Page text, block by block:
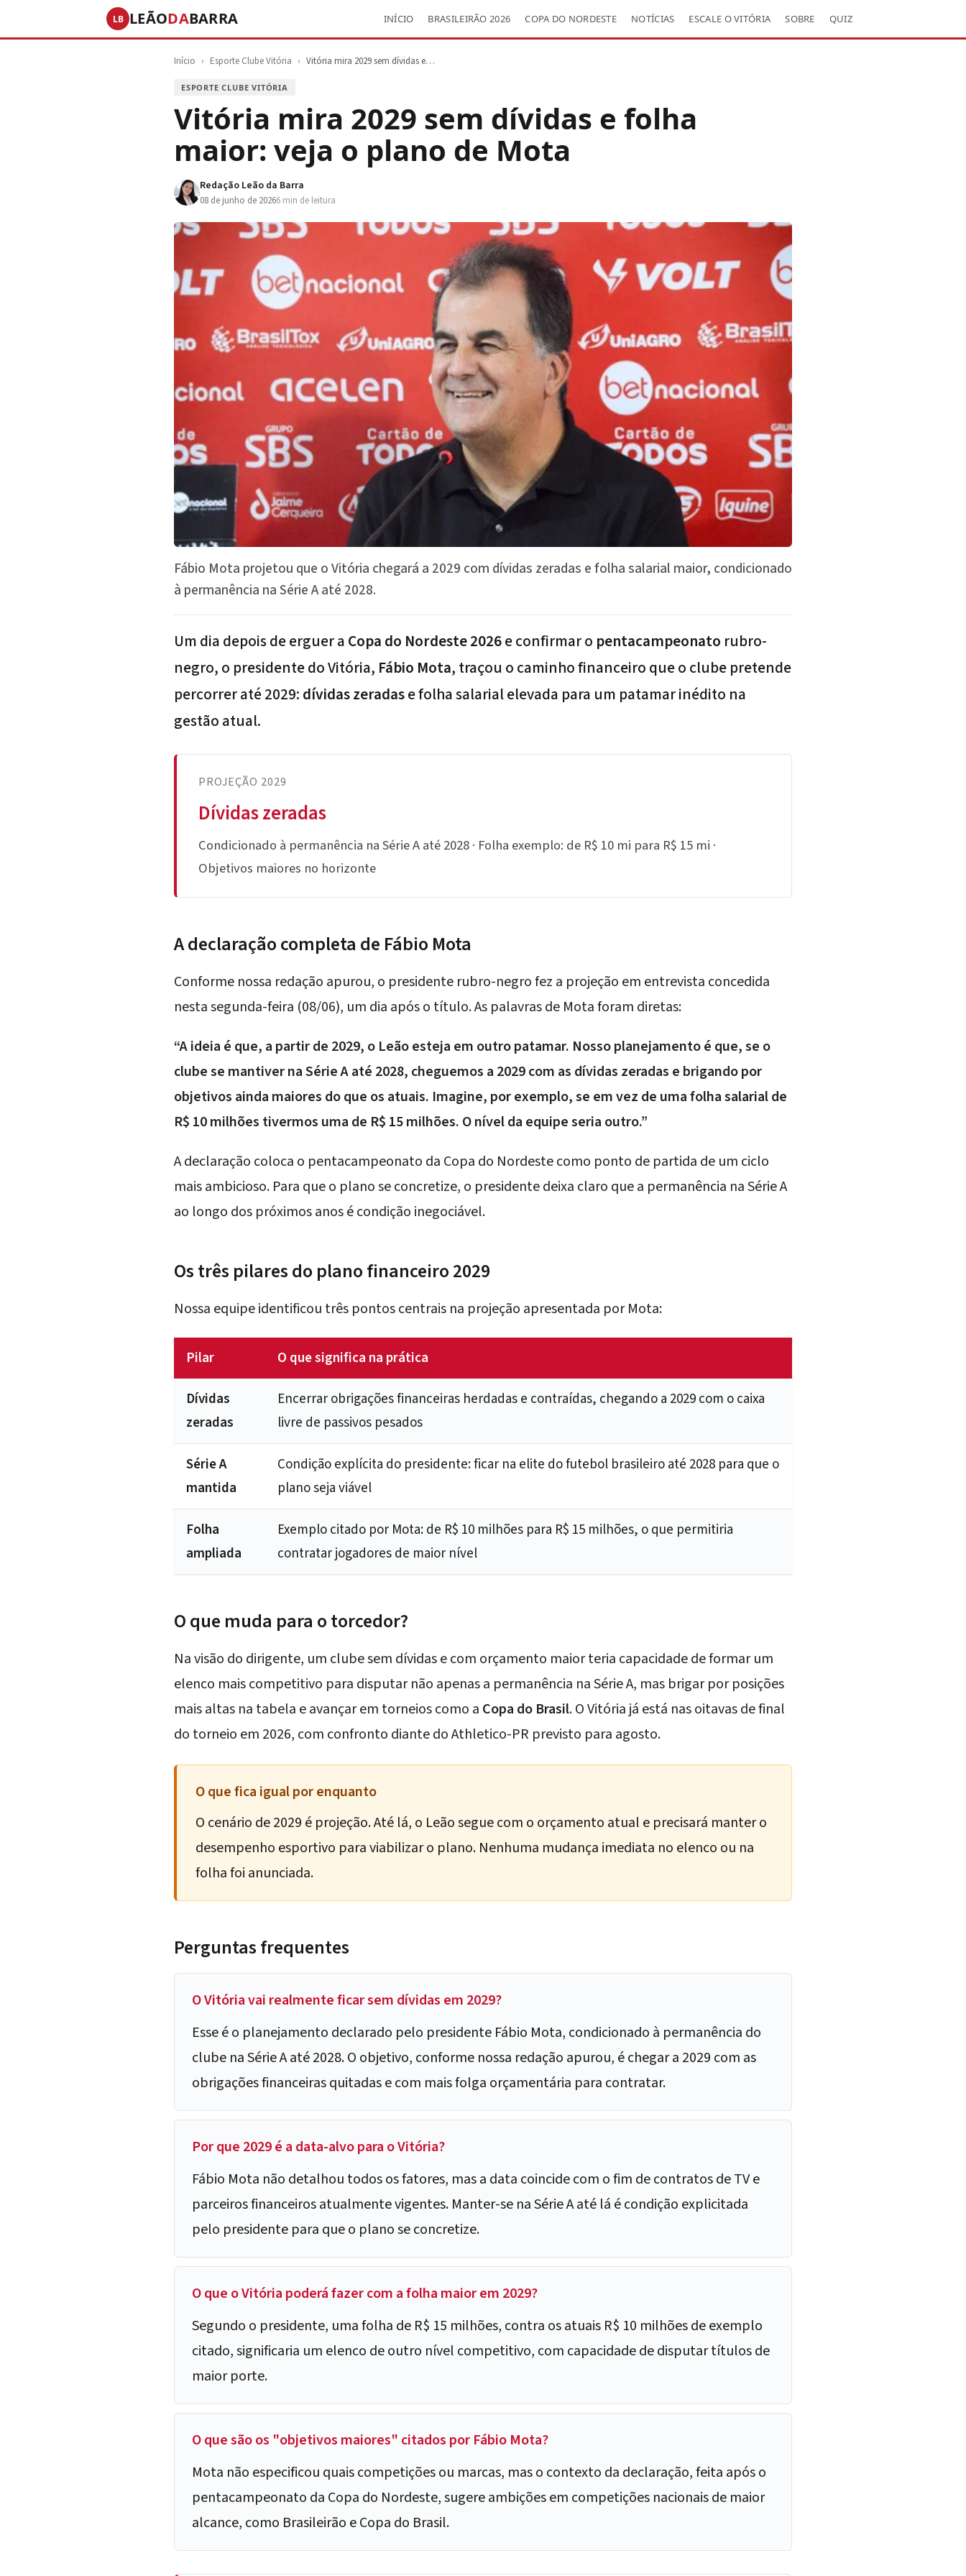
LB LEÃODABARRA INÍCIO BRASILEIRÃO 2026 COPA DO NORDESTE NOTÍCIAS ESCALE O VITÓRIA SOBRE QUIZ
Início › Esporte Clube Vitória › Vitória mira 2029 sem dívidas e…
ESPORTE CLUBE VITÓRIA
Vitória mira 2029 sem dívidas e folha
maior: veja o plano de Mota
Redação Leão da Barra
08 de junho de 20266 min de leitura
Fábio Mota projetou que o Vitória chegará a 2029 com dívidas zeradas e folha salarial maior, condicionado
à permanência na Série A até 2028.
Um dia depois de erguer aCopa do Nordeste 2026e confirmar o pentacampeonato rubro-
negro, o presidente do Vitória, Fábio Mota, traçou o caminho financeiro que o clube pretende
percorrer até 2029:dívidas zeradase folha salarial elevada para um patamar inédito na
gestão atual.
PROJEÇÃO 2029
Dívidas zeradas
Condicionado à permanência na Série A até 2028 · Folha exemplo: de R$ 10 mi para R$ 15 mi ·
Objetivos maiores no horizonte
A declaração completa de Fábio Mota
Conforme nossa redação apurou, o presidente rubro-negro fez a projeção em entrevista concedida
nesta segunda-feira (08/06), um dia após o título. As palavras de Mota foram diretas:
“A ideia é que, a partir de 2029, o Leão esteja em outro patamar. Nosso planejamento é que, se o
clube se mantiver na Série A até 2028, cheguemos a 2029 com as dívidas zeradas e brigando por
objetivos ainda maiores do que os atuais. Imagine, por exemplo, se em vez de uma folha salarial de
R$ 10 milhões tivermos uma de R$ 15 milhões. O nível da equipe seria outro.”
A declaração coloca o pentacampeonato da Copa do Nordeste como ponto de partida de um ciclo
mais ambicioso. Para que o plano se concretize, o presidente deixa claro que a permanência naSérie A
ao longo dos próximos anos é condição inegociável.
Os três pilares do plano financeiro 2029
Nossa equipe identificou três pontos centrais na projeção apresentada por Mota:
Pilar O que significa na prática
Dívidas
zeradas
Encerrar obrigações financeiras herdadas e contraídas, chegando a 2029 com o caixa
livre de passivos pesados
Série A
mantida
Condição explícita do presidente: ficar na elite do futebol brasileiro até 2028 para que o
plano seja viável
Folha
ampliada
Exemplo citado por Mota: de R$ 10 milhões para R$ 15 milhões, o que permitiria
contratar jogadores de maior nível
O que muda para o torcedor?
Na visão do dirigente, um clube sem dívidas e com orçamento maior teria capacidade de formar um
elenco mais competitivo para disputar não apenas a permanência na Série A, mas brigar por posições
mais altas na tabela e avançar em torneios como a Copa do Brasil. O Vitória já está nas oitavas de final
do torneio em 2026, com confronto diante doAthletico-PR previsto para agosto.
O que fica igual por enquanto
O cenário de 2029 é projeção. Até lá, o Leão segue com o orçamento atual e precisará manter o
desempenho esportivo para viabilizar o plano. Nenhuma mudança imediata no elenco ou na
folha foi anunciada.
Perguntas frequentes
O Vitória vai realmente ficar sem dívidas em 2029?
Esse é o planejamento declarado pelo presidente Fábio Mota, condicionado à permanência do
clube na Série A até 2028. O objetivo, conforme nossa redação apurou, é chegar a 2029 com as
obrigações financeiras quitadas e com mais folga orçamentária para contratar.
Por que 2029 é a data-alvo para o Vitória?
Fábio Mota não detalhou todos os fatores, mas a data coincide com o fim de contratos de TV e
parceiros financeiros atualmente vigentes. Manter-se na Série A até lá é condição explicitada
pelo presidente para que o plano se concretize.
O que o Vitória poderá fazer com a folha maior em 2029?
Segundo o presidente, uma folha de R$ 15 milhões, contra os atuais R$ 10 milhões de exemplo
citado, significaria um elenco de outro nível competitivo, com capacidade de disputar títulos de
maior porte.
O que são os "objetivos maiores" citados por Fábio Mota?
Mota não especificou quais competições ou marcas, mas o contexto da declaração, feita após o
pentacampeonato da Copa do Nordeste, sugere ambições em competições nacionais de maior
alcance, como Brasileirão e Copa do Brasil.